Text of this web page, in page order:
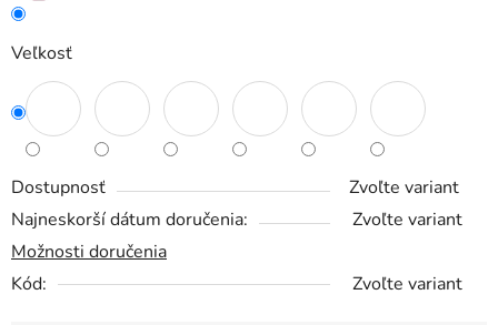
Veľkosť
Dostupnosť
Zvoľte variant
Najneskorší dátum doručenia:
Zvoľte variant
Možnosti doručenia
Kód:
Zvoľte variant